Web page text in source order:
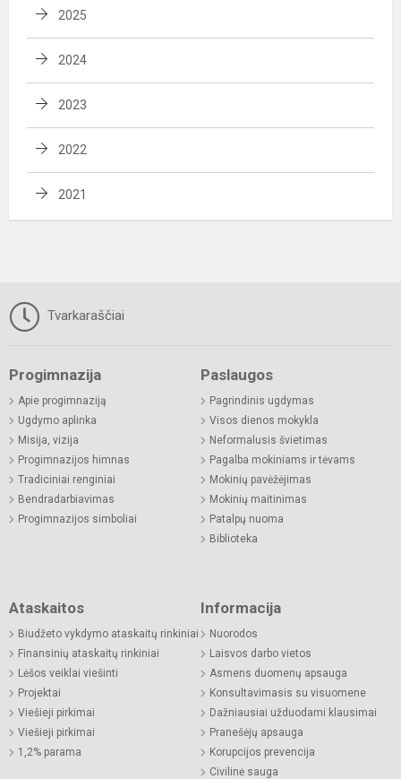
2025
2024
2023
2022
2021
Tvarkaraščiai
Progimnazija
Apie progimnaziją
Ugdymo aplinka
Misija, vizija
Progimnazijos himnas
Tradiciniai renginiai
Bendradarbiavimas
Progimnazijos simboliai
Paslaugos
Pagrindinis ugdymas
Visos dienos mokykla
Neformalusis švietimas
Pagalba mokiniams ir tėvams
Mokinių pavėžėjimas
Mokinių maitinimas
Patalpų nuoma
Biblioteka
Ataskaitos
Biudžeto vykdymo ataskaitų rinkiniai
Finansinių ataskaitų rinkiniai
Lėšos veiklai viešinti
Projektai
Viešieji pirkimai
Viešieji pirkimai
1,2% parama
Informacija
Nuorodos
Laisvos darbo vietos
Asmens duomenų apsauga
Konsultavimasis su visuomene
Dažniausiai užduodami klausimai
Pranešėjų apsauga
Korupcijos prevencija
Civilinė sauga